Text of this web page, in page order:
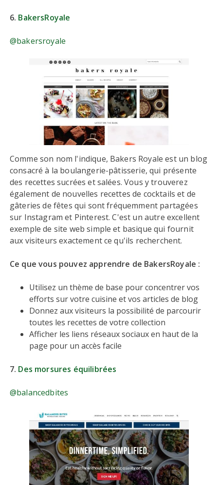
6. BakersRoyale
@bakersroyale
Comme son nom l'indique, Bakers Royale est un blog
consacré à la boulangerie-pâtisserie, qui présente
des recettes sucrées et salées. Vous y trouverez
également de nouvelles recettes de cocktails et de
gâteries de fêtes qui sont fréquemment partagées
sur Instagram et Pinterest. C'est un autre excellent
exemple de site web simple et basique qui fournit
aux visiteurs exactement ce qu'ils recherchent.
Ce que vous pouvez apprendre de BakersRoyale :
Utilisez un thème de base pour concentrer vos
efforts sur votre cuisine et vos articles de blog
Donnez aux visiteurs la possibilité de parcourir
toutes les recettes de votre collection
Afficher les liens réseaux sociaux en haut de la
page pour un accès facile
7. Des morsures équilibrées
@balancedbites